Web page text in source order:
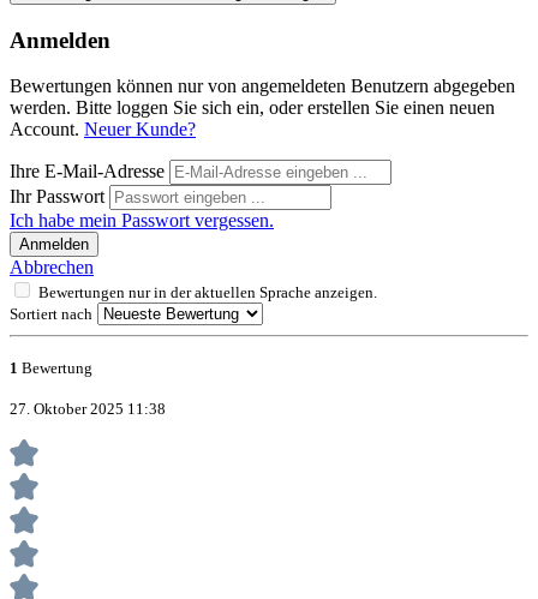
Anmelden
Bewertungen können nur von angemeldeten Benutzern abgegeben
werden. Bitte loggen Sie sich ein, oder erstellen Sie einen neuen
Account. Neuer Kunde?
Ihre E-Mail-Adresse
Ihr Passwort
Ich habe mein Passwort vergessen.
Anmelden
Abbrechen
Bewertungen nur in der aktuellen Sprache anzeigen.
Sortiert nach
1 Bewertung
27. Oktober 2025 11:38